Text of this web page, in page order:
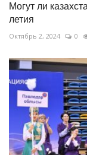
Могут ли
летия
Октябрь 2, 2024 0